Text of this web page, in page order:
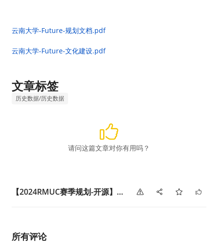
云南大学-Future-规划文档.pdf
云南大学-Future-文化建设.pdf
文章标签
历史数据/历史数据
请问这篇文章对你有用吗？
【2024RMUC赛季规划-开源】云南大学Future战队
所有评论